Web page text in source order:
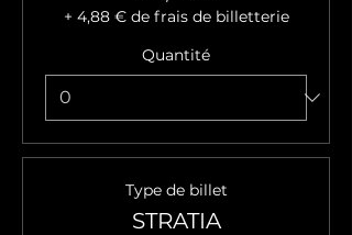
+ 4,88 € de frais de billetterie
Quantité
Type de billet
STRATIA